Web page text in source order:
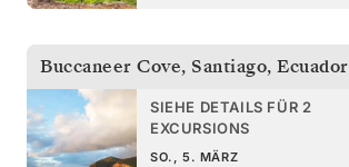
Buccaneer Cove, Santiago, Ecuador
SIEHE DETAILS FÜR 2
EXCURSIONS
SO., 5. MÄRZ